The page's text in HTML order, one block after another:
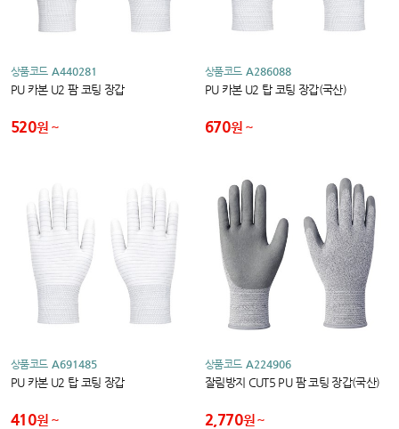
상품코드 A440281
PU 카본 U2 팜 코팅 장갑
520원
상품코드 A286088
PU 카본 U2 탑 코팅 장갑(국산)
670원
상품코드 A691485
PU 카본 U2 탑 코팅 장갑
410원
상품코드 A224906
잘림방지 CUT5 PU 팜 코팅 장갑(국산)
2,770원